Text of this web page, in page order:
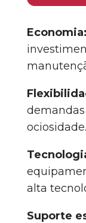
Economia:
ociosidade.
alta
Suporte